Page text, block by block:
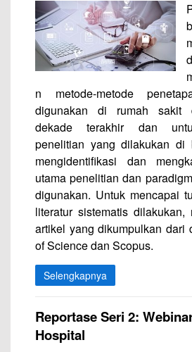
n metode-metode
digunakan di rumah sakit
dekade terakhir dan
penelitian yang dilakukan di
mengidentifikasi dan
utama penelitian dan
digunakan. Untuk mencapai
literatur sistematis dilakukan,
artikel yang dikumpulkan dari
of Science dan Scopus.
Selengkapnya
Reportase Seri 2:
Hospital